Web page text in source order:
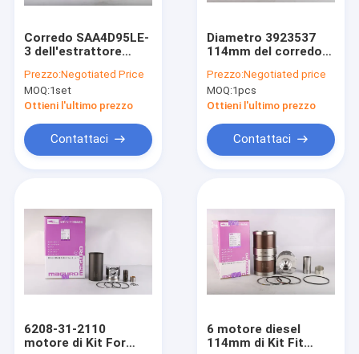
Contattaci
Richiedere un preventivo
Pezzi di ricambio dei motori
Fodera del cilindro del motore
Fasce elastiche del motore
Corredo SAA4D95LE-
3 dell'estrattore
cilindro del diametro
95mm per il motore
di KOMATSU
Prezzo:Negotiated Price
MOQ:1set
Ottieni l'ultimo prezzo
Contattaci
Diametro 3923537
114mm del corredo
del cilindro del
motore di Cummins
6CT8.3
Prezzo:Negotiated price
MOQ:1pcs
Ottieni l'ultimo prezzo
Contattaci
6208-31-2110
motore di Kit For
6 motore diesel
114mm di Kit Fit